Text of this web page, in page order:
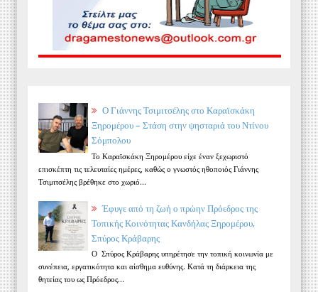
Ο Γιάννης Τσιμιτσέλης στο Καραϊσκάκη
Ξηρομέρου – Στάση στην ψησταριά του Ντίνου
Σόμπολου
Το Καραϊσκάκη Ξηρομέρου είχε έναν ξεχωριστό
επισκέπτη τις τελευταίες ημέρες, καθώς ο γνωστός ηθοποιός Γιάννης
Τσιμιτσέλης βρέθηκε στο χωριό...
Έφυγε από τη ζωή ο πρώην Πρόεδρος της
Τοπικής Κοινότητας Κανδήλας Ξηρομέρου,
Σπύρος Κράβαρης
Ο Σπύρος Κράβαρης υπηρέτησε την τοπική κοινωνία με
συνέπεια, εργατικότητα και αίσθημα ευθύνης. Κατά τη διάρκεια της
θητείας του ως Πρόεδρος...